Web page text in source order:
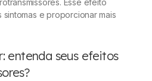
Esse efeito
e proporcionar mais
entenda seus efeitos